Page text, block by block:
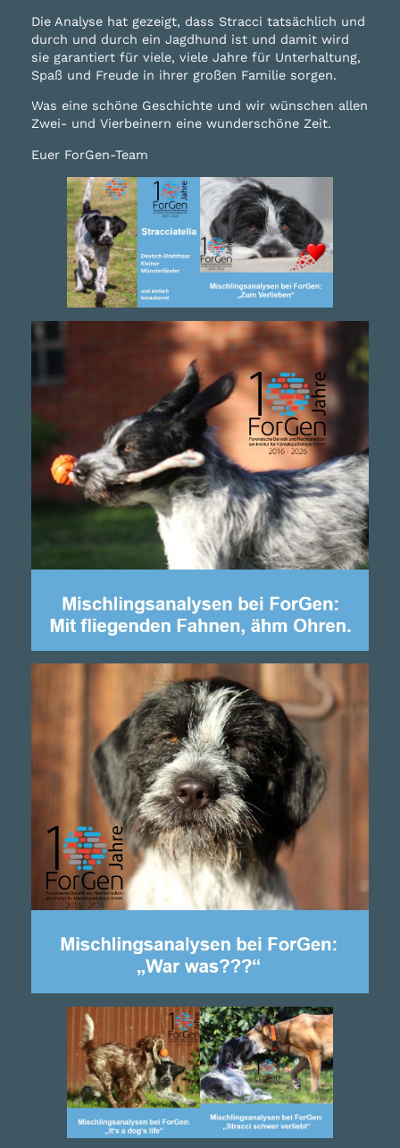
Die Analyse hat gezeigt, dass Stracci tatsächlich und
durch und durch ein Jagdhund ist und damit wird
sie garantiert für viele, viele Jahre für Unterhaltung,
Spaß und Freude in ihrer großen Familie sorgen.
Was eine schöne Geschichte und wir wünschen allen
Zwei- und Vierbeinern eine wunderschöne Zeit.
Euer ForGen-Team